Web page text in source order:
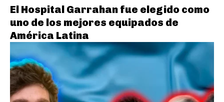
El Hospital Garrahan fue elegido como
uno de los mejores equipados de
América Latina